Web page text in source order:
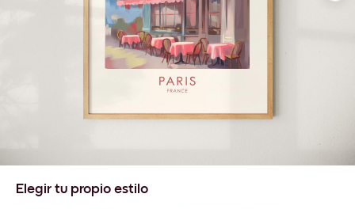
Elegir tu propio estilo